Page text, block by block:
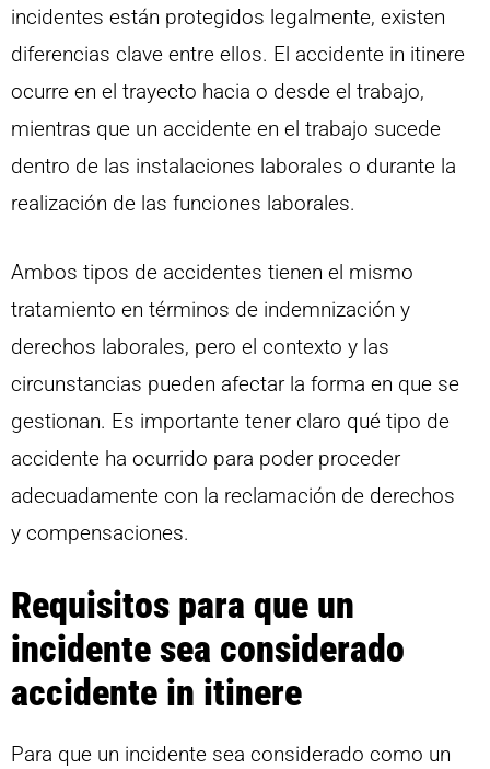
incidentes están protegidos legalmente, existen
diferencias clave entre ellos. El accidente in itinere
ocurre en el trayecto hacia o desde el trabajo,
mientras que un accidente en el trabajo sucede
dentro de las instalaciones laborales o durante la
realización de las funciones laborales.
Ambos tipos de accidentes tienen el mismo
tratamiento en términos de indemnización y
derechos laborales, pero el contexto y las
circunstancias pueden afectar la forma en que se
gestionan. Es importante tener claro qué tipo de
accidente ha ocurrido para poder proceder
adecuadamente con la reclamación de derechos
y compensaciones.
Requisitos para que un
incidente sea considerado
accidente in itinere
Para que un incidente sea considerado como un